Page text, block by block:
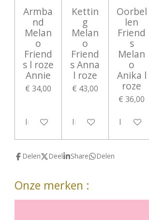
Armba
nd
Melan
o
Friend
s l roze
Annie
€ 34,00
In winkelwagen
Kettin
g
Melan
o
Friend
s Anna
l roze
€ 43,00
In winkelwagen
Oorbel
len
Friend
s
Melan
o
Anika l
roze
€ 36,00
In
Delen Deel Share Delen
Onze merken :